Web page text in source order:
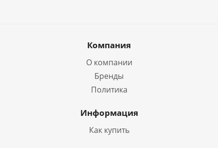
Компания
О компании
Бренды
Политика
Информация
Как купить